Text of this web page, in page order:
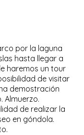
por la laguna
hasta llegar a
haremos un tour
de visitar
demostración
Almuerzo.
de realizar la
en góndola.